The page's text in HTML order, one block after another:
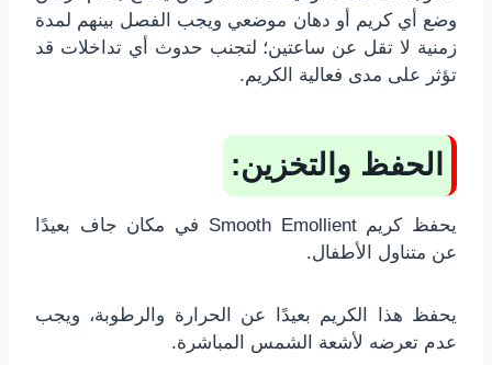
وضع أي كريم أو دهان موضعي ويجب الفصل بينهم لمدة
زمنية لا تقل عن ساعتين؛ لتجنب حدوث أي تداخلات قد
تؤثر على مدى فعالية الكريم.
الحفظ والتخزين:
يحفظ كريم Smooth Emollient في مكان جاف بعيدًا
عن متناول الأطفال.
يحفظ هذا الكريم بعيدًا عن الحرارة والرطوبة، ويجب
عدم تعرضه لأشعة الشمس المباشرة.